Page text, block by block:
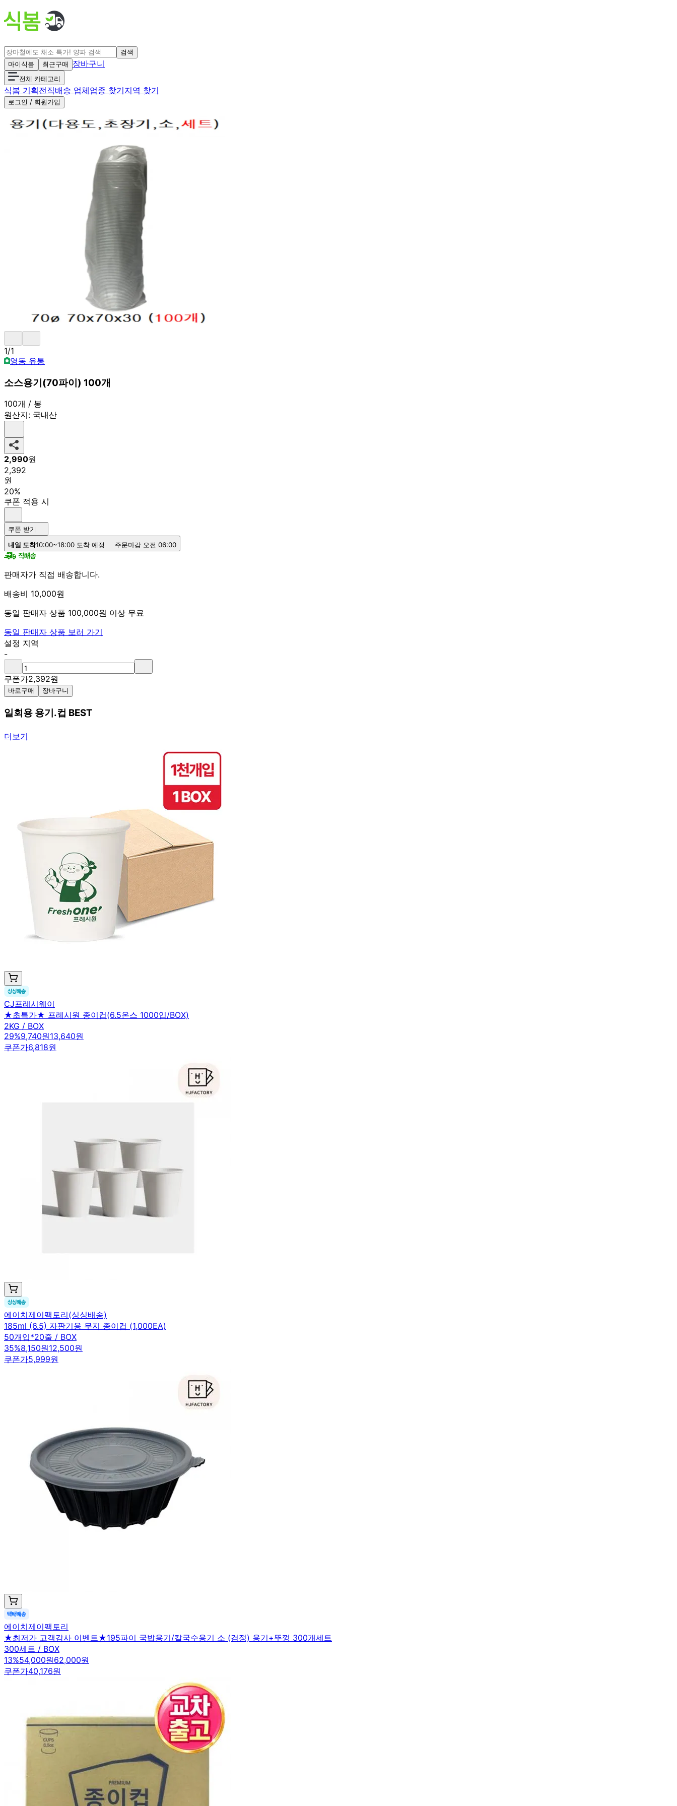
검색
마이식봄
최근구매 장바구니
전체 카테고리
식봄 기획전직배송 업체업종 찾기지역 찾기
로그인 / 회원가입
1/1
영동 유통
소스용기(70파이) 100개
100개 / 봉
원산지: 국내산
2,990원
2,392
원
20%
쿠폰 적용 시
쿠폰 받기
내일 도착10:00~18:00 도착 예정 주문마감 오전 06:00
판매자가 직접 배송합니다.
배송비 10,000원
동일 판매자 상품 100,000원 이상 무료
동일 판매자 상품 보러 가기
설정 지역
-
쿠폰가2,392원
바로구매 장바구니
일회용 용기.컵 BEST
더보기
CJ프레시웨이
★초특가★ 프레시원 종이컵(6.5온스 1000입/BOX)
2KG / BOX
29%9,740원13,640원
쿠폰가6,818원
에이치제이팩토리(싱싱배송)
185ml (6.5) 자판기용 무지 종이컵 (1,000EA)
50개입*20줄 / BOX
35%8,150원12,500원
쿠폰가5,999원
에이치제이팩토리
★최저가 고객감사 이벤트★195파이 국밥용기/칼국수용기 소 (검정) 용기+뚜껑 300개세트
300세트 / BOX
13%54,000원62,000원
쿠폰가40,176원